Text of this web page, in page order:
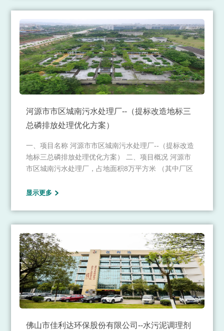
河源市市区城南污水处理厂--（提标改造地标三
总磷排放处理优化方案）
​一、项目名称 河源市市区城南污水处理厂--（提标改造
地标三总磷排放处理优化方案） 二、项目概况 河源市
市区城南污水处理厂，占地面积8万平方米 （其中厂区
模为5万吨/日，分两期建设。目前城南污水处理厂日均
目采用先进的污水处理设备，厂区主体工艺采用
A2/O+人工湿地处理工艺。污水经处理后出水水质标准
达地表水环境质量标准三类排放，总磷出水指标
≤0.2mg/L。 是目前全国污水处理厂排放最高标准。
显示更多
佛山市佳利达环保股份有限公司--水污泥调理剂